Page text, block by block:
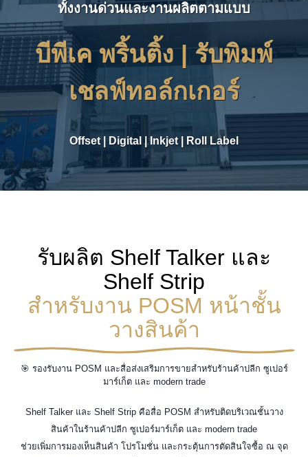
ทั้งงานด่วนและงานผลิตตามแบบ
บีพีเค พริ้นติ้ง | รับพิมพ์
เชลฟ์ทอล์กเกอร์
Offset| Digital | Inkjet| Roll Label
รับผลิต Shelf Talker และ
Shelf Strip
สำหรับงาน POSM หน้าชั้น
วางสินค้า
🎯 รองรับงาน POSM และสื่อส่งเสริมการขายสำหรับร้านค้าปลีก ซูเปอร์
มาร์เก็ต และ modern trade
Shelf Talker และ Shelf Strip คือสื่อ POSM สำหรับติดบริเวณชั้นวาง
สินค้าในร้านค้าปลีก ซูเปอร์มาร์เก็ต และ modern trade
ช่วยเพิ่มการมองเห็นสินค้า โปรโมชั่น และกระตุ้นการตัดสินใจซื้อ ณ จุด